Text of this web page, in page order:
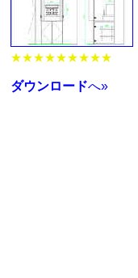
★★★★★★★★★
ダウンロードへ»